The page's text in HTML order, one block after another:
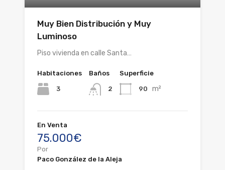
Muy Bien Distribución y Muy
Luminoso
Piso vivienda en calle Santa…
Habitaciones
3
Baños
2
Superficie
90 m²
En Venta
75.000€
Por
Paco González de la Aleja